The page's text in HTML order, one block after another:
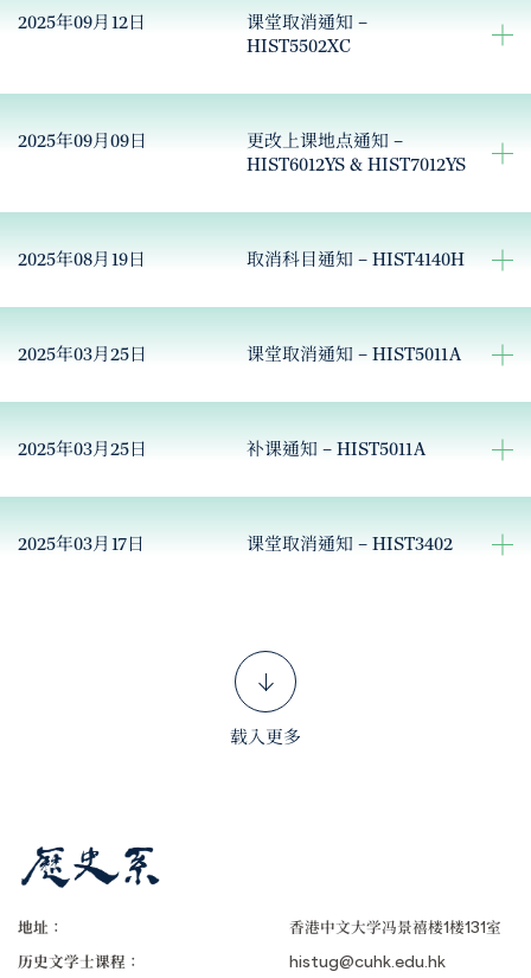
2025年09月12日
课堂取消通知 –
HIST5502XC
2025年09月09日
更改上课地点通知 –
HIST6012YS & HIST7012YS
2025年08月19日 取消科目通知 – HIST4140H
2025年03月25日 课堂取消通知 – HIST5011A
2025年03月25日 补课通知 – HIST5011A
2025年03月17日 课堂取消通知 – HIST3402
载入更多
地址：
香港中文大学冯景禧楼1楼131室
历史文学士课程：
histug@cuhk.edu.hk